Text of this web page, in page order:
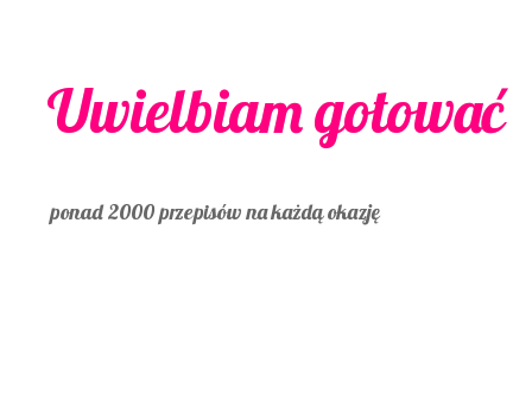
Uwielbiam gotować
ponad 2000 przepisów na każdą okazję